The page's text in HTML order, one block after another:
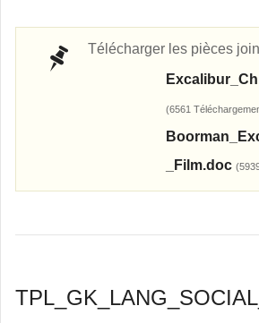
Télécharger les pièces
(6561
_Film.doc